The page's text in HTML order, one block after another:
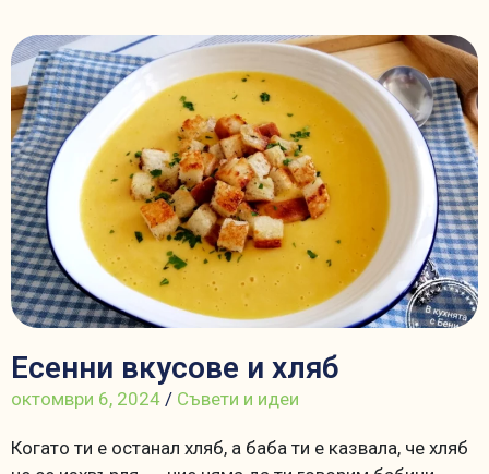
Есенни вкусове и хляб
октомври 6, 2024 / Съвети и идеи
Когато ти е останал хляб, а баба ти е казвала, че хляб